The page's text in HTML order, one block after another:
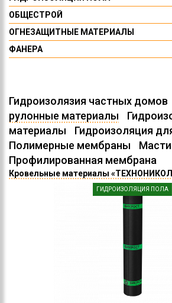
ОБЩЕСТРОЙ
ОГНЕЗАЩИТНЫЕ МАТЕРИАЛЫ
ФАНЕРА
Гидроизолязия частных домов
рулонные материалы
материалы
Гидроизоляция
Полимерные мембраны
Профилированная мембрана
Кровельные материалы
ГИДРОИЗОЛЯЦИЯ ПОЛА